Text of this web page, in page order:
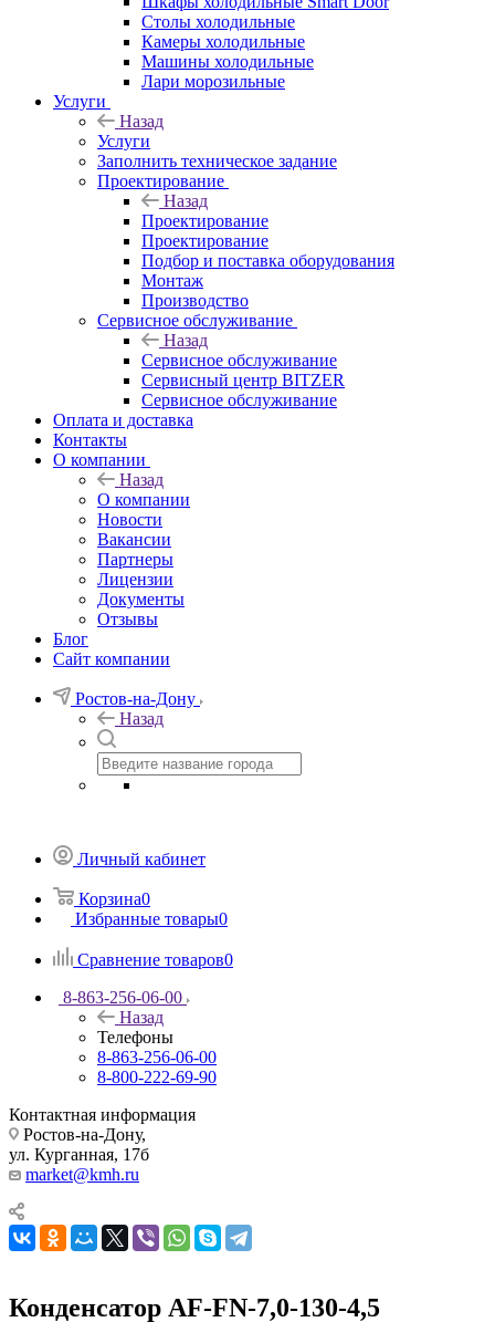
Столы холодильные
Камеры холодильные
Машины холодильные
Лари морозильные
Услуги
Назад
Услуги
Заполнить техническое задание
Проектирование
Назад
Проектирование
Проектирование
Подбор и поставка оборудования
Монтаж
Производство
Сервисное обслуживание
Назад
Сервисное обслуживание
Сервисный центр BITZER
Сервисное обслуживание
Оплата и доставка
Контакты
О компании
Назад
О компании
Новости
Вакансии
Партнеры
Лицензии
Документы
Отзывы
Блог
Сайт компании
Ростов-на-Дону
Назад
Личный кабинет
Корзина0
Избранные товары0
Сравнение товаров0
8-863-256-06-00
Назад
Телефоны
8-863-256-06-00
8-800-222-69-90
Контактная информация
Ростов-на-Дону,
ул. Курганная, 17б
market@kmh.ru
Конденсатор AF-FN-7,0-130-4,5